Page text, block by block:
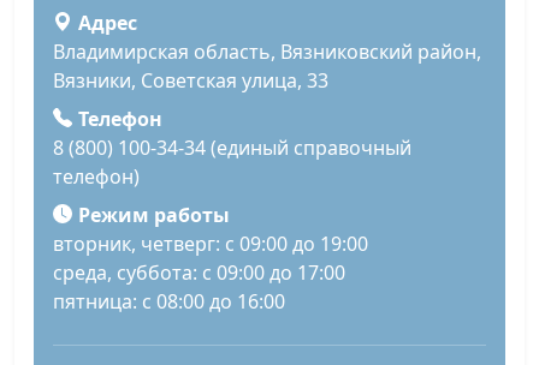
Адрес
Владимирская область, Вязниковский район,
Вязники, Советская улица, 33
Телефон
8 (800) 100-34-34 (единый справочный
телефон)
Режим работы
вторник, четверг: с 09:00 до 19:00
среда, суббота: с 09:00 до 17:00
пятница: с 08:00 до 16:00